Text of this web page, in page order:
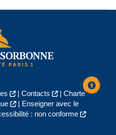
| Contacts | Charte
|
Enseigner avec le
: non conforme